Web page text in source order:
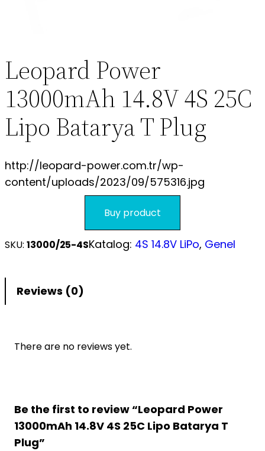
Leopard Power
13000mAh 14.8V 4S 25C
Lipo Batarya T Plug
http://leopard-power.com.tr/wp-
content/uploads/2023/09/575316.jpg
Buy product
SKU: 13000/25-4SKatalog: 4S 14.8V LiPo, Genel
Reviews (0)
There are no reviews yet.
Be the first to review “Leopard Power
13000mAh 14.8V 4S 25C Lipo Batarya T
Plug”